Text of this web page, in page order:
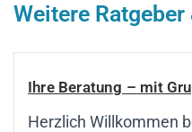
Weitere
Ihre Beratung – mit
Herzlich Willkommen